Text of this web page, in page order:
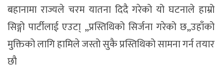
बहानामा राज्यले चरम यातना दिदै गरेको यो घटनाले हाम्रो
सिङ्गो पार्टीलाई एउटा् ,,प्रस्तिथिको सिर्जना गरेको छ,,उहाँको
मुक्तिको लागि हामिले जस्तो सुकै प्रस्तिथिको सामना गर्न तयार
छौ